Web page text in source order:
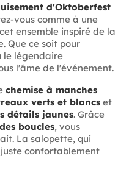
d'Oktoberfest
vous comme à une
ensemble inspiré de la
Que ce soit pour
le légendaire
l'âme de l'événement.
chemise à manches
verts et blancs et
détails jaunes. Grâce
boucles, vous
La salopette, qui
confortablement